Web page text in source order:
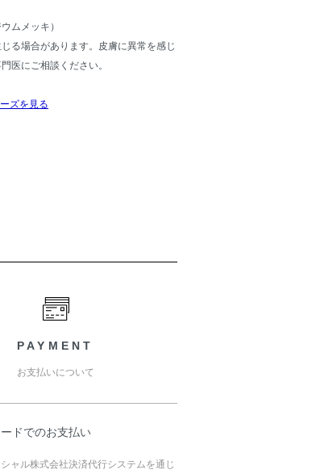
ムメッキ）
る場合があります。皮膚に異常を感じ
医にご相談ください。
ズを見る
PAYMENT
お支払いについて
ドでのお支払い
ャル株式会社決済代行システムを通じ